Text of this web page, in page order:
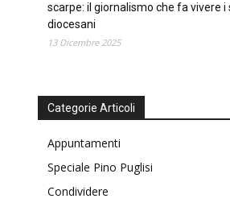
scarpe: il giornalismo che fa vivere
diocesani
13 Dicembre 2025
Categorie Articoli
Appuntamenti
Speciale Pino Puglisi
Condividere